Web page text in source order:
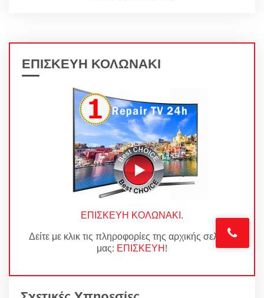
ΕΠΙΣΚΕΥΗ ΚΟΛΩΝΑΚΙ
ΕΠΙΣΚΕΥΗ ΚΟΛΩΝΑΚΙ.
Δείτε με κλικ τις πληροφορίες της αρχικής σελίδας
μας: ΕΠΙΣΚΕΥΗ!